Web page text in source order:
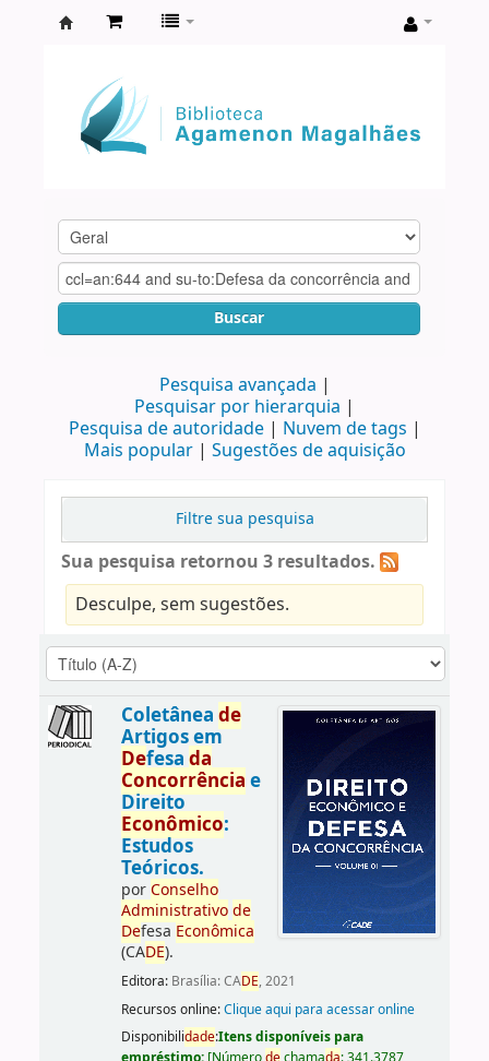
Agamenon
Magalhães
Buscar
Pesquisa avançada
Pesquisar por hierarquia
Pesquisa de autoridade
Nuvem de tags
Mais popular
Sugestões de aquisição
Filtre sua pesquisa
Sua pesquisa retornou 3 resultados.
Desculpe, sem sugestões.
Coletânea de
Artigos em
Defesa da
Concorrência e
Direito
Econômico:
Estudos
Teóricos.
porConselho
Administrativo de
Defesa Econômica
(CADE).
Editora: Brasília: CADE, 2021
Recursos online:Clique aqui para acessar online
Disponibilidade:Itens disponíveis para